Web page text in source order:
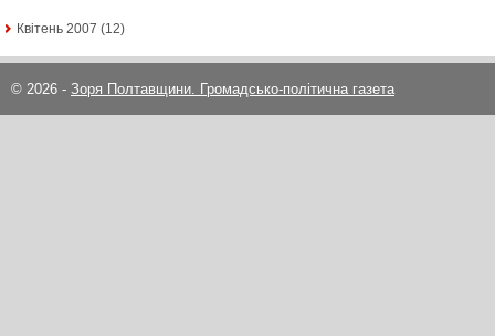
Квітень 2007 (12)
© 2026 - Зоря Полтавщини. Громадсько-політична газета